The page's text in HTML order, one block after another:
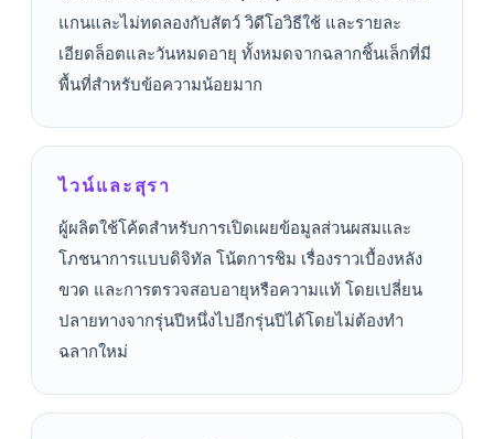
แกนและไม่ทดลองกับสัตว์ วิดีโอวิธีใช้ และรายละ
เอียดล็อตและวันหมดอายุ ทั้งหมดจากฉลากชิ้นเล็กที่มี
พื้นที่สำหรับข้อความน้อยมาก
ไวน์และสุรา
ผู้ผลิตใช้โค้ดสำหรับการเปิดเผยข้อมูลส่วนผสมและ
โภชนาการแบบดิจิทัล โน้ตการชิม เรื่องราวเบื้องหลัง
ขวด และการตรวจสอบอายุหรือความแท้ โดยเปลี่ยน
ปลายทางจากรุ่นปีหนึ่งไปอีกรุ่นปีได้โดยไม่ต้องทำ
ฉลากใหม่